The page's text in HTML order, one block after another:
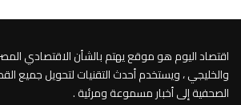
اقتصاد اليوم هو موقع يهتم بالشأن الاقتصادي
والخليجي ، ويستخدم أحدث التقنيات لتحويل جميع
الصحفية إلى أخبار مسموعة ومرئية .